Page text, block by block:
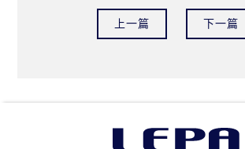
上一篇 下一篇